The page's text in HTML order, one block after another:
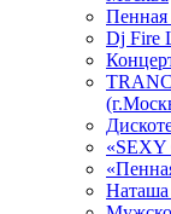
Пенная
Dj Fire
«SEXY